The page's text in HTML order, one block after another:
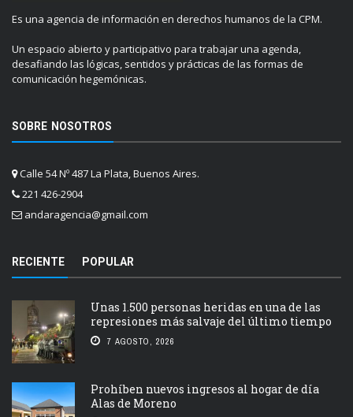
Es una agencia de información en derechos humanos de la CPM.
Un espacio abierto y participativo para trabajar una agenda,
desafiando las lógicas, sentidos y prácticas de las formas de
comunicación hegemónicas.
SOBRE NOSOTROS
Calle 54 Nº 487 La Plata, Buenos Aires.
221 426-2904
andaragencia@gmail.com
RECIENTE POPULAR
Unas 1.500 personas heridas en una de las
represiones más salvaje del último tiempo
7 AGOSTO, 2026
Prohíben nuevos ingresos al hogar de día
Alas de Moreno